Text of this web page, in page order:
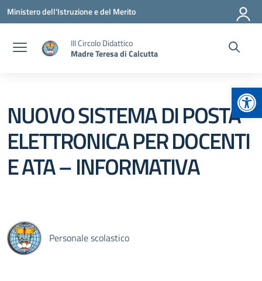
Vai ai contenuti
Vai al menu di navigazione
Vai al footer
Ministero dell'Istruzione e del Merito
III Circolo Didattico
Madre Teresa di Calcutta
NUOVO SISTEMA DI POSTA
ELETTRONICA PER DOCENTI
E ATA – INFORMATIVA
Personale scolastico